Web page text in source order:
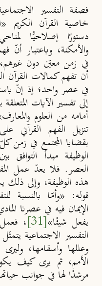
فصفة التفسير
خاصية القرآن الكريم «
دستورًا إصلاحيًّا
والأمكنة، وباعتبار
في زمن معيّن دون
أن تفهم كمالات القرآن
في عصر واحد؛ إذ إنّ
إلى تفسير الآيات
أمامه من العلوم والمعارف
تنزيل الفهم القرآني
بقضايا المجتمع في زمن
الوظيفة مبدأ التوافق
العصر. فلا يعد عمل
هذه الوظيفة، وإلى
قوله: «وأمّا بالنسبة
الإيمان فيه في عصرنا
يفعل شيئًا»
[31] ،
التفسير الاجتماعية
وعللها وأسقامها،
الأمم، ثم يرى كيف
مرشدًا لها في جوانب